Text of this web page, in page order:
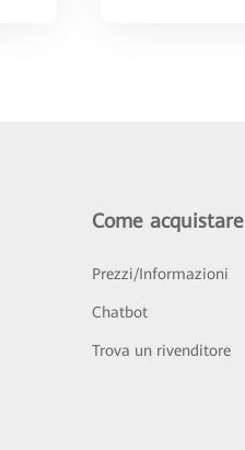
Come acquistare
Prezzi/Informazioni
Chatbot
Trova un rivenditore